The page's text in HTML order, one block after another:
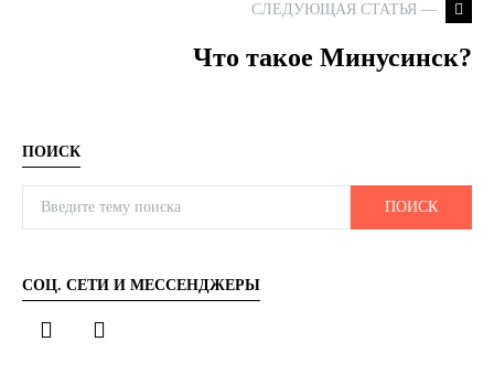
СЛЕДУЮЩАЯ СТАТЬЯ —
Что такое Минусинск?
ПОИСК
ПОИСК
СОЦ. СЕТИ И МЕССЕНДЖЕРЫ